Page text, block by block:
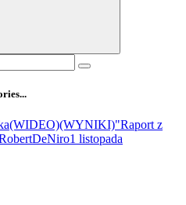
(WIDEO)(WYNIKI)"Raport z
1 listopada